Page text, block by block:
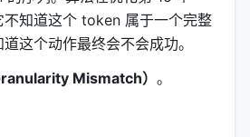
知道这个 token 属于一个完整
这个动作最终会不会成功。
Mismatch） 。